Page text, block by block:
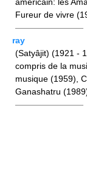
américain: les
Fureur de vivre
————————
ray
(Satyâjit) (1921 -
compris de la
musique (1959),
Ganashatru
————————